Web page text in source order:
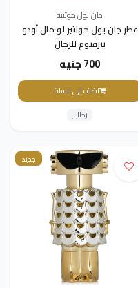
جان بول جوتييه
عطر جان بول جولتير لو مال أودو
بيرفيوم للرجال
700 جنيه
اضف الى السلة
رجالى
جديد